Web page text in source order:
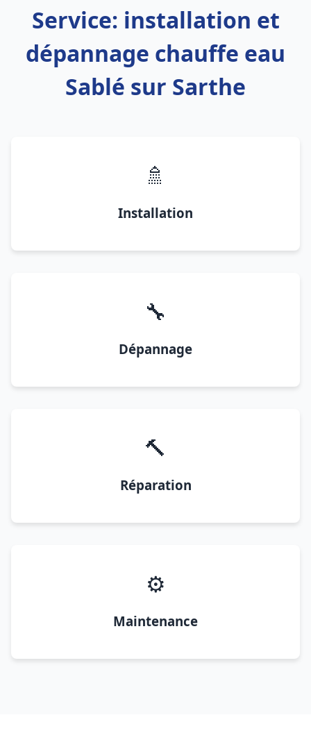
Service: installation et
dépannage chauffe eau
Sablé sur Sarthe
🚿
Installation
🔧
Dépannage
🔨
Réparation
⚙️
Maintenance